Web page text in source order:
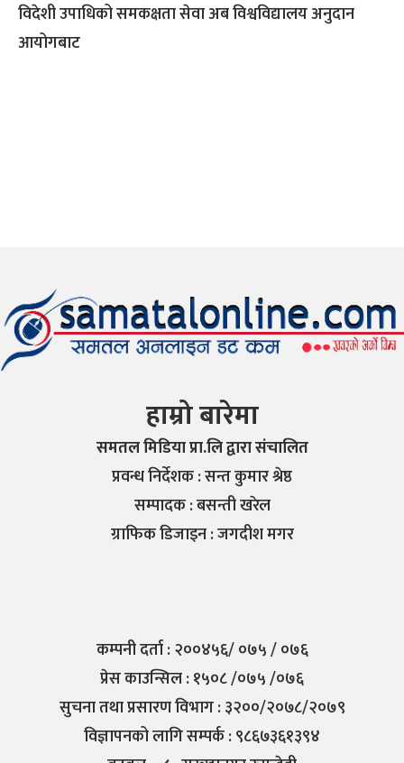
विदेशी उपाधिको समकक्षता सेवा अब विश्वविद्यालय अनुदान
आयोगबाट
हाम्रो बारेमा
समतल मिडिया प्रा.लि द्वारा संचालित
प्रवन्ध निर्देशक : सन्त कुमार श्रेष्ठ
सम्पादक : बसन्ती खरेल
ग्राफिक डिजाइन : जगदीश मगर
कम्पनी दर्ता : २००४५६/ ०७५ / ०७६
प्रेस काउन्सिल : १५०८ /०७५ /०७६
सुचना तथा प्रसारण विभाग : ३२००/२०७८/२०७९
विज्ञापनको लागि सम्पर्क : ९८६७३६१३९४